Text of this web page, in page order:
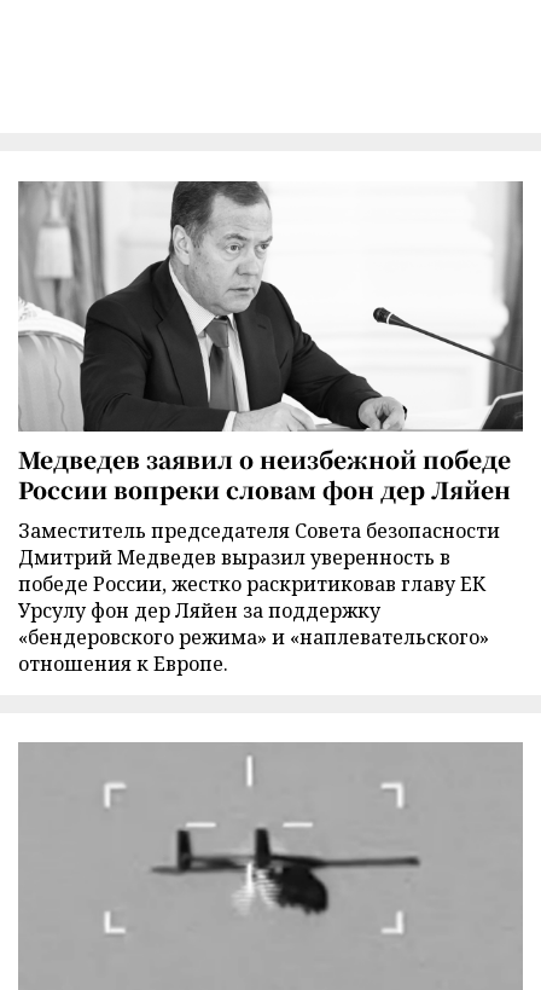
Медведев заявил о неизбежной победе
России вопреки словам фон дер Ляйен
Заместитель председателя Совета безопасности
Дмитрий Медведев выразил уверенность в
победе России, жестко раскритиковав главу ЕК
Урсулу фон дер Ляйен за поддержку
«бендеровского режима» и «наплевательского»
отношения к Европе.